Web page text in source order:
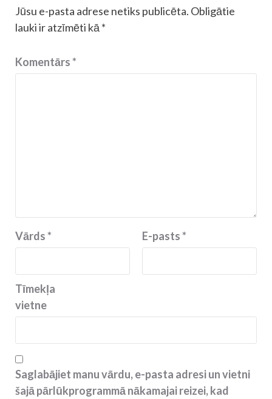
Jūsu e-pasta adrese netiks publicēta. Obligātie
lauki ir atzīmēti kā *
Komentārs*
Vārds* E-pasts*
Tīmekļa
vietne
Saglabājiet manu vārdu, e-pasta adresi un vietni
šajā pārlūkprogrammā nākamajai reizei, kad